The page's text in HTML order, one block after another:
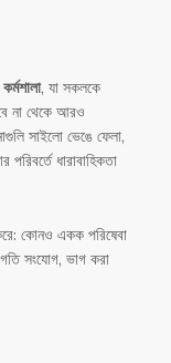
, যা সকলকে
না থেকে আরও
সাইলো ভেঙে ফেলা,
ধারাবাহিকতা
কোনও একক পরিষেবা
সংযোগ, ভাগ করা